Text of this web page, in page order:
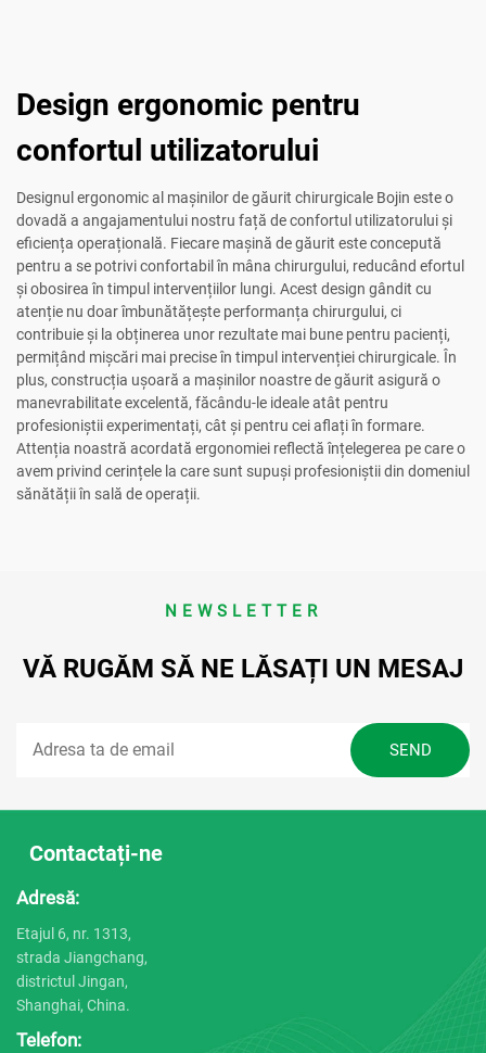
Design ergonomic pentru
confortul utilizatorului
Designul ergonomic al mașinilor de găurit chirurgicale Bojin este o
dovadă a angajamentului nostru față de confortul utilizatorului și
eficiența operațională. Fiecare mașină de găurit este concepută
pentru a se potrivi confortabil în mâna chirurgului, reducând efortul
și obosirea în timpul intervențiilor lungi. Acest design gândit cu
atenție nu doar îmbunătățește performanța chirurgului, ci
contribuie și la obținerea unor rezultate mai bune pentru pacienți,
permițând mișcări mai precise în timpul intervenției chirurgicale. În
plus, construcția ușoară a mașinilor noastre de găurit asigură o
manevrabilitate excelentă, făcându-le ideale atât pentru
profesioniștii experimentați, cât și pentru cei aflați în formare.
Attenția noastră acordată ergonomiei reflectă înțelegerea pe care o
avem privind cerințele la care sunt supuși profesioniștii din domeniul
sănătății în sală de operații.
NEWSLETTER
VĂ RUGĂM SĂ NE LĂSAȚI UN MESAJ
Contactați-ne
Adresă:
Etajul 6, nr. 1313,
strada Jiangchang,
districtul Jingan,
Shanghai, China.
Telefon: